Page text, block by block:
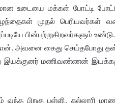
உடையை மக்கள் போட்டி
முதல் பெரியவர்கள்
பின்பற்றுகிறவர்களும்
அவனை கைது செய்தபோது
மணிவண்ணன்
பிறகு பள்ளி, கல்லூரி